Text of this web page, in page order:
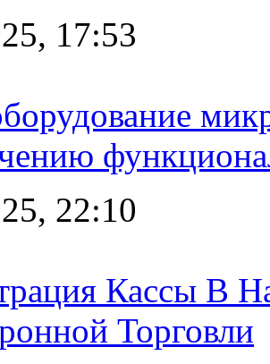
17:53
22:10
Кассы В
Торговли